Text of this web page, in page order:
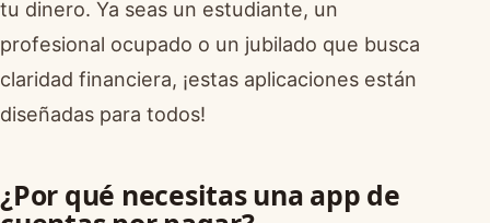
tu dinero. Ya seas un estudiante, un
profesional ocupado o un jubilado que busca
claridad financiera, ¡estas aplicaciones están
diseñadas para todos!
¿Por qué necesitas una app de